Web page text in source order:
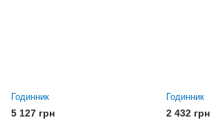
Годинник
5 127 грн
Годинник
2 432 грн